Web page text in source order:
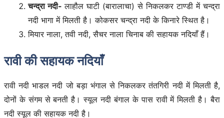
चन्द्रा नदी-लाहौल घाटी (बारालाचा) से निकलकर टाण्डी में चन्द्रा
नदी भागा में मिलती है। कोकसर चन्द्रा नदी के किनारे स्थित है।
मियार नाला, तवी नदी, सैचर नाला चिनाब की सहायक नदियाँ हैं।
रावी की सहायक नदियाँ
रावी नदी भाडल नदी जो बड़ा भंगाल से निकलकर तंतगिरी नदी में मिलती है,
दोनों के संगम से बनती है। स्यूल नदी बंगाल के पास रावी में मिलती है। बैरा
नदी स्यूल की सहायक नदी है।